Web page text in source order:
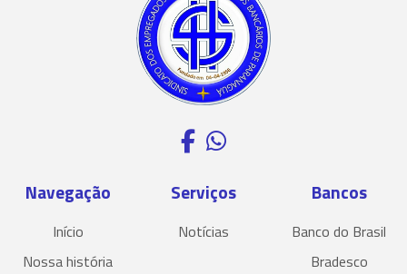
Navegação
Início
Nossa história
Serviços
Notícias
Bancos
Banco do Brasil
Bradesco